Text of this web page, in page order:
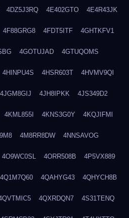
4DZ5J3RQ 4E402GTO 4E4R43JK
4F88GRG8 4FDT5ITF 4GHTKFV1
4GOTUJAD 4GTUQOMS
4HINPU4S 4HSR603T 4HVMV9QI
4JGM8GIJ 4JH8IPKK 4JS349D2
4KML855I 4KNS3G0Y 4KQJIFMI
4M8RR8DW 4NNSAVOG
4O9WC0SL 4ORR508B 4P5VX889
4Q1M7Q60 4QAHYG43 4QHYCH8B
4QXRDQN7 4S31TENQ